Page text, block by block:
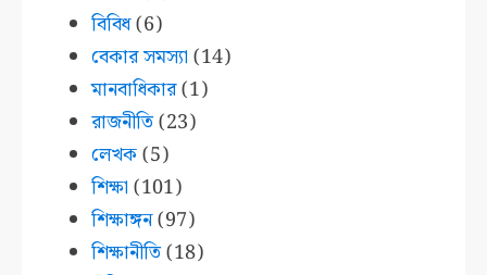
বিবিধ(6)
বেকার সমস্যা (14)
মানবাধিকার(1)
রাজনীতি(23)
লেখক(5)
শিক্ষা (101)
শিক্ষাঙ্গন(97)
শিক্ষানীতি(18)